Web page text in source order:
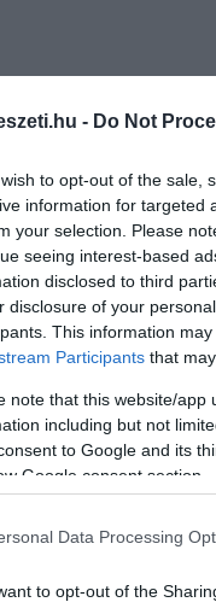
- Do Not
to opt-out of the sale,
information for targeted
your selection. Please
seeing interest-based
disclosed to third
disclosure of your
This information
Participants that
note that this website/
including but not
to Google and its
Google consent section.
Data Processing
to opt-out of the
befektetőként és
tulajdonosaként és a
gyártója, a
Város) koncepció
is hozzájárul